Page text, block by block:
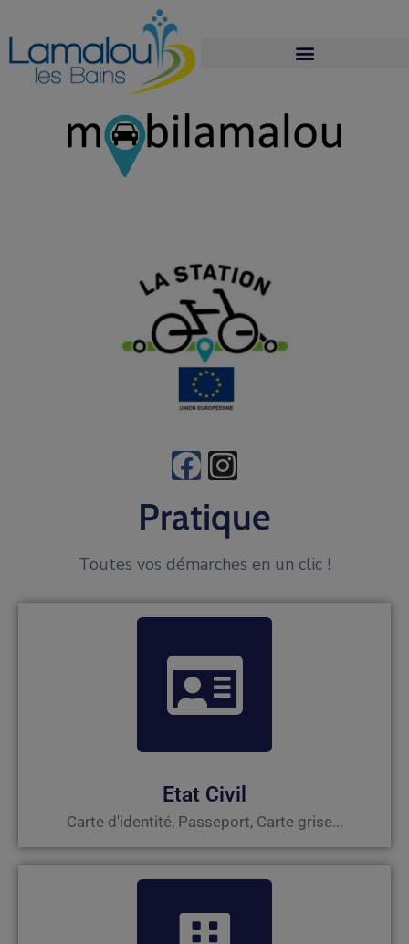
Pratique
Toutes vos démarches en un clic !
Etat Civil
Carte d'identité, Passeport, Carte grise...